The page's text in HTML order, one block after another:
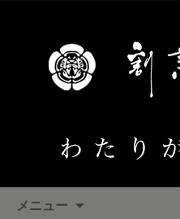
わたりがにを
烹松屋」のブログ
メニュー